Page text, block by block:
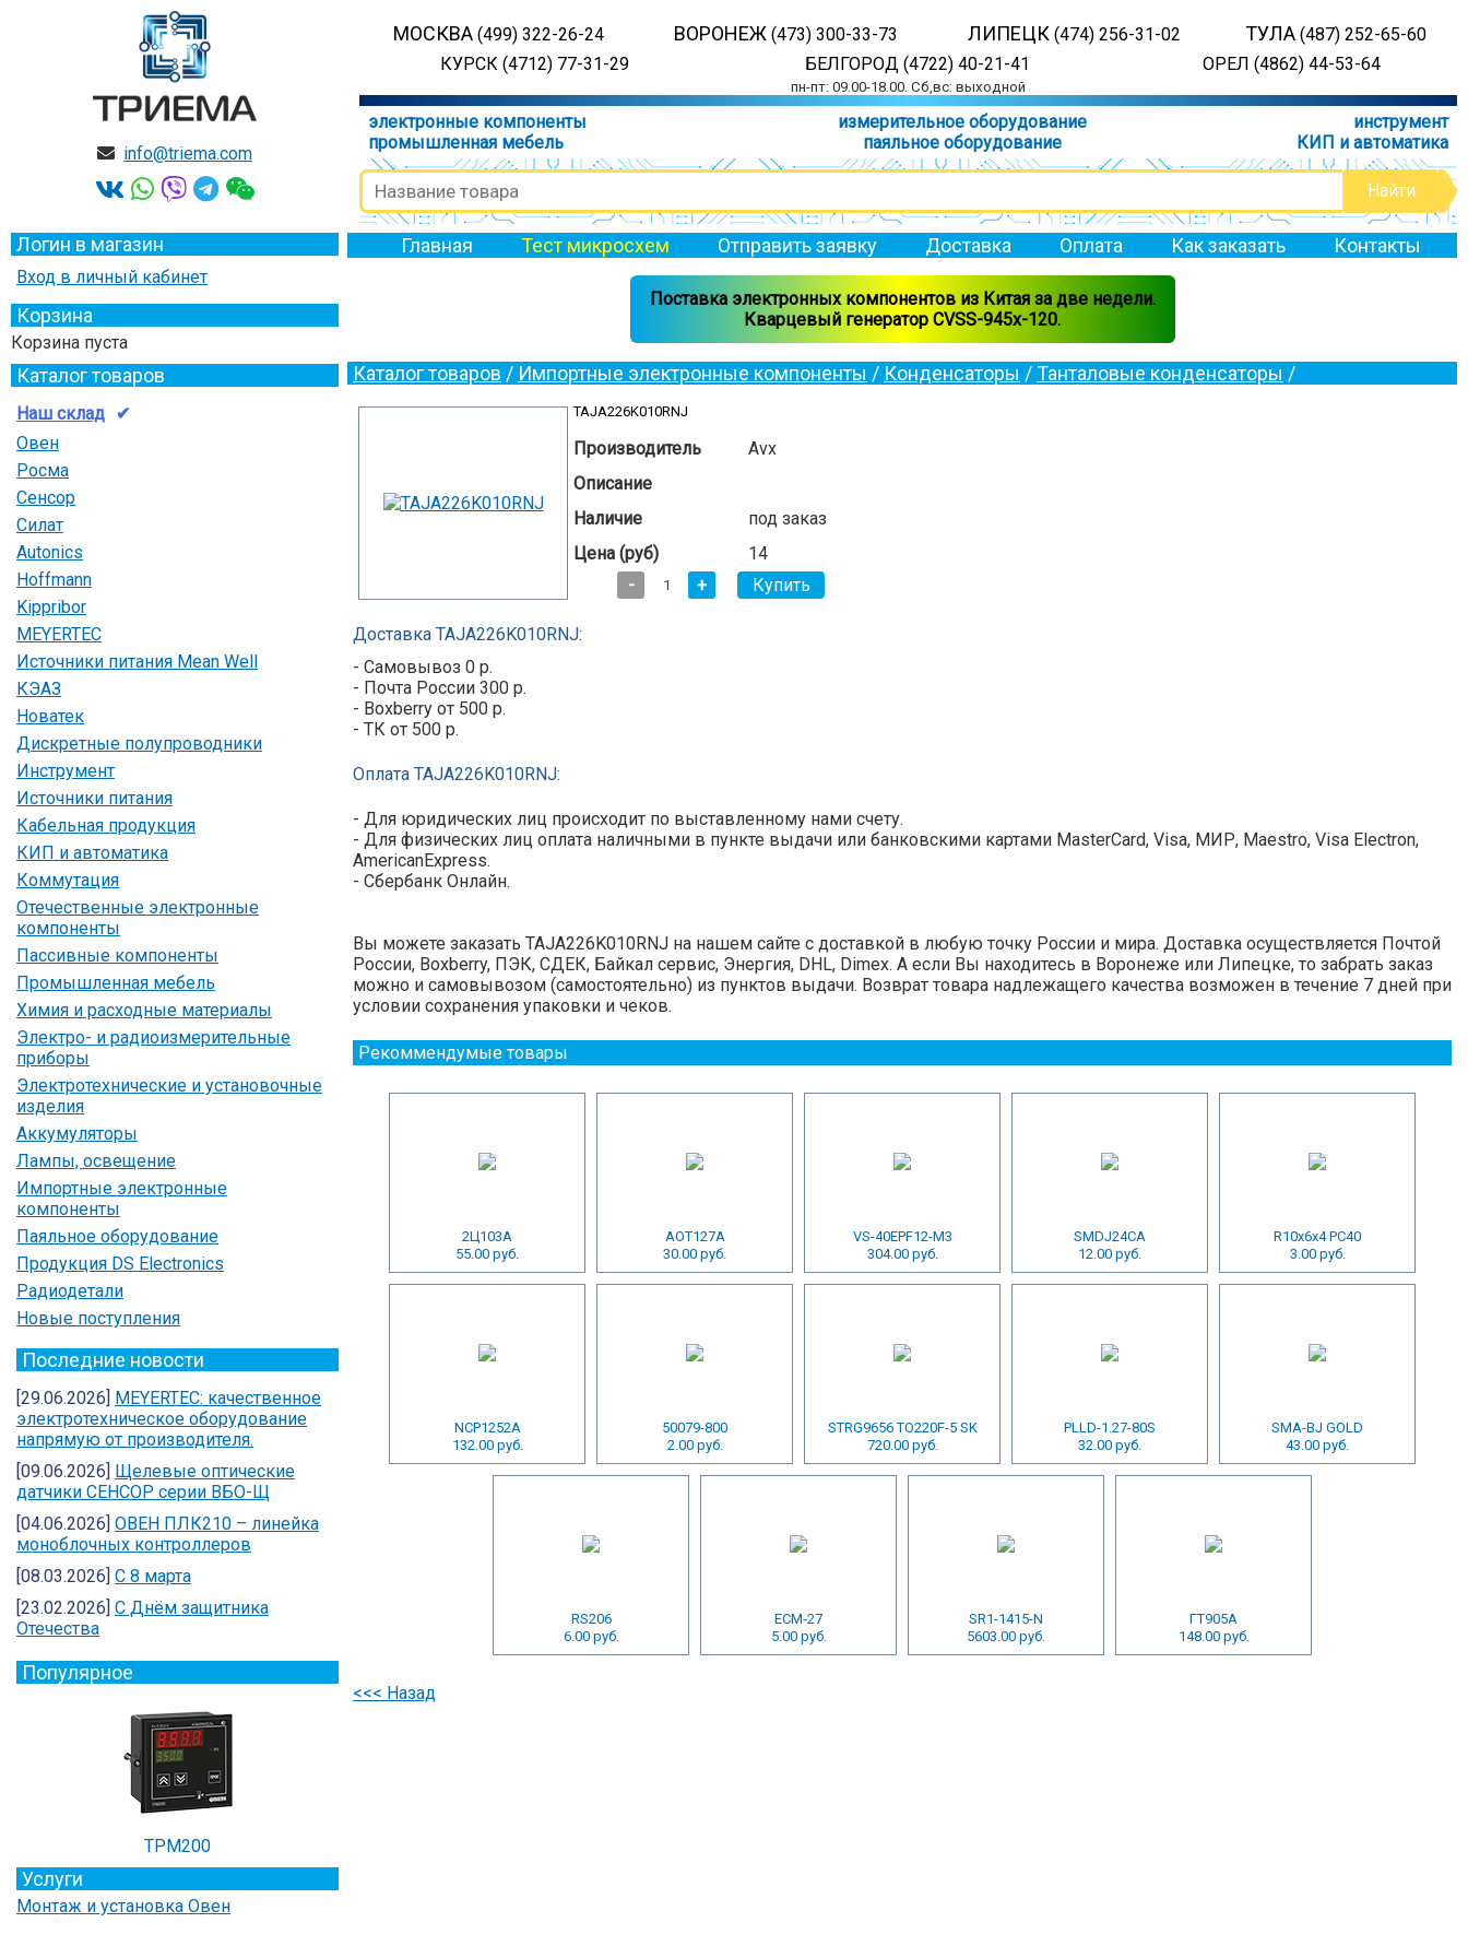
info@triema.com
МОСКВА (499) 322-26-24 ВОРОНЕЖ (473) 300-33-73 ЛИПЕЦК (474) 256-31-02 ТУЛА (487) 252-65-60
КУРСК (4712) 77-31-29
БЕЛГОРОД (4722) 40-21-41 ОРЕЛ (4862) 44-53-64
пн-пт: 09.00-18.00. Сб,вс: выходной
электронные компоненты измерительное оборудование
инструмент
промышленная мебель
паяльное оборудование КИП и автоматика
Логин в магазин
Вход в личный кабинет
Корзина
Корзина пуста
Каталог товаров
Наш склад
Овен
Росма
Сенсор
Силат
Autonics
Hoffmann
Kippribor
MEYERTEC
Источники питания Mean Well
КЭАЗ
Новатек
Дискретные полупроводники
Инструмент
Источники питания
Кабельная продукция
КИП и автоматика
Коммутация
Отечественные электронные
компоненты
Пассивные компоненты
Промышленная мебель
Химия и расходные материалы
Электро- и радиоизмерительные
приборы
Электротехнические и установочные
изделия
Аккумуляторы
Лампы, освещение
Импортные электронные
компоненты
Паяльное оборудование
Продукция DS Electronics
Радиодетали
Новые поступления
Последние новости
[29.06.2026] MEYERTEC: качественное
электротехническое оборудование
напрямую от производителя.
[09.06.2026] Щелевые оптические
датчики СЕНСОР серии ВБО-Щ
[04.06.2026] ОВЕН ПЛК210 – линейка
моноблочных контроллеров
[08.03.2026] С 8 марта
[23.02.2026] C Днём защитника
Отечества
Популярное
ТРМ200
Услуги
Монтаж и установка Овен
Главная Тест микросхем Отправить заявку Доставка Оплата Как заказать Контакты
Поставка электронных компонентов из Китая за две недели.
Кварцевый генератор CVSS-945x-120.
Каталог товаров / Импортные электронные компоненты / Конденсаторы /Танталовые конденсаторы /
TAJA226K010RNJ
Производитель
Avx
Описание
Наличие
под заказ
Цена (руб)
14
-
+
Доставка TAJA226K010RNJ:
- Самовывоз 0 р.
- Почта России 300 р.
- Boxberry от 500 р.
- ТК от 500 р.
Оплата TAJA226K010RNJ:
- Для юридических лиц происходит по выставленному нами счету.
- Для физических лиц оплата наличными в пункте выдачи или банковскими картами MasterCard, Visa, МИР, Maestro, Visa Electron,
AmericanExpress.
- Сбербанк Онлайн.
Вы можете заказать TAJA226K010RNJ на нашем сайте с доставкой в любую точку России и мира. Доставка осуществляется Почтой
России, Boxberry, ПЭК, СДЕК, Байкал сервис, Энергия, DHL, Dimex. А если Вы находитесь в Воронеже или Липецке, то забрать заказ
можно и самовывозом (самостоятельно) из пунктов выдачи. Возврат товара надлежащего качества возможен в течение 7 дней при
условии сохранения упаковки и чеков.
Рекоммендумые товары
2Ц103А
55.00 руб.
АОТ127А
30.00 руб.
VS-40EPF12-M3
304.00 руб.
SMDJ24CA
12.00 руб.
R10x6x4 PC40
3.00 руб.
NCP1252A
132.00 руб.
50079-800
2.00 руб.
STRG9656 TO220F-5 SK
720.00 руб.
PLLD-1.27-80S
32.00 руб.
SMA-BJ GOLD
43.00 руб.
RS206
6.00 руб.
ECM-27
5.00 руб.
SR1-1415-N
5603.00 руб.
ГТ905А
148.00 руб.
<<< Назад